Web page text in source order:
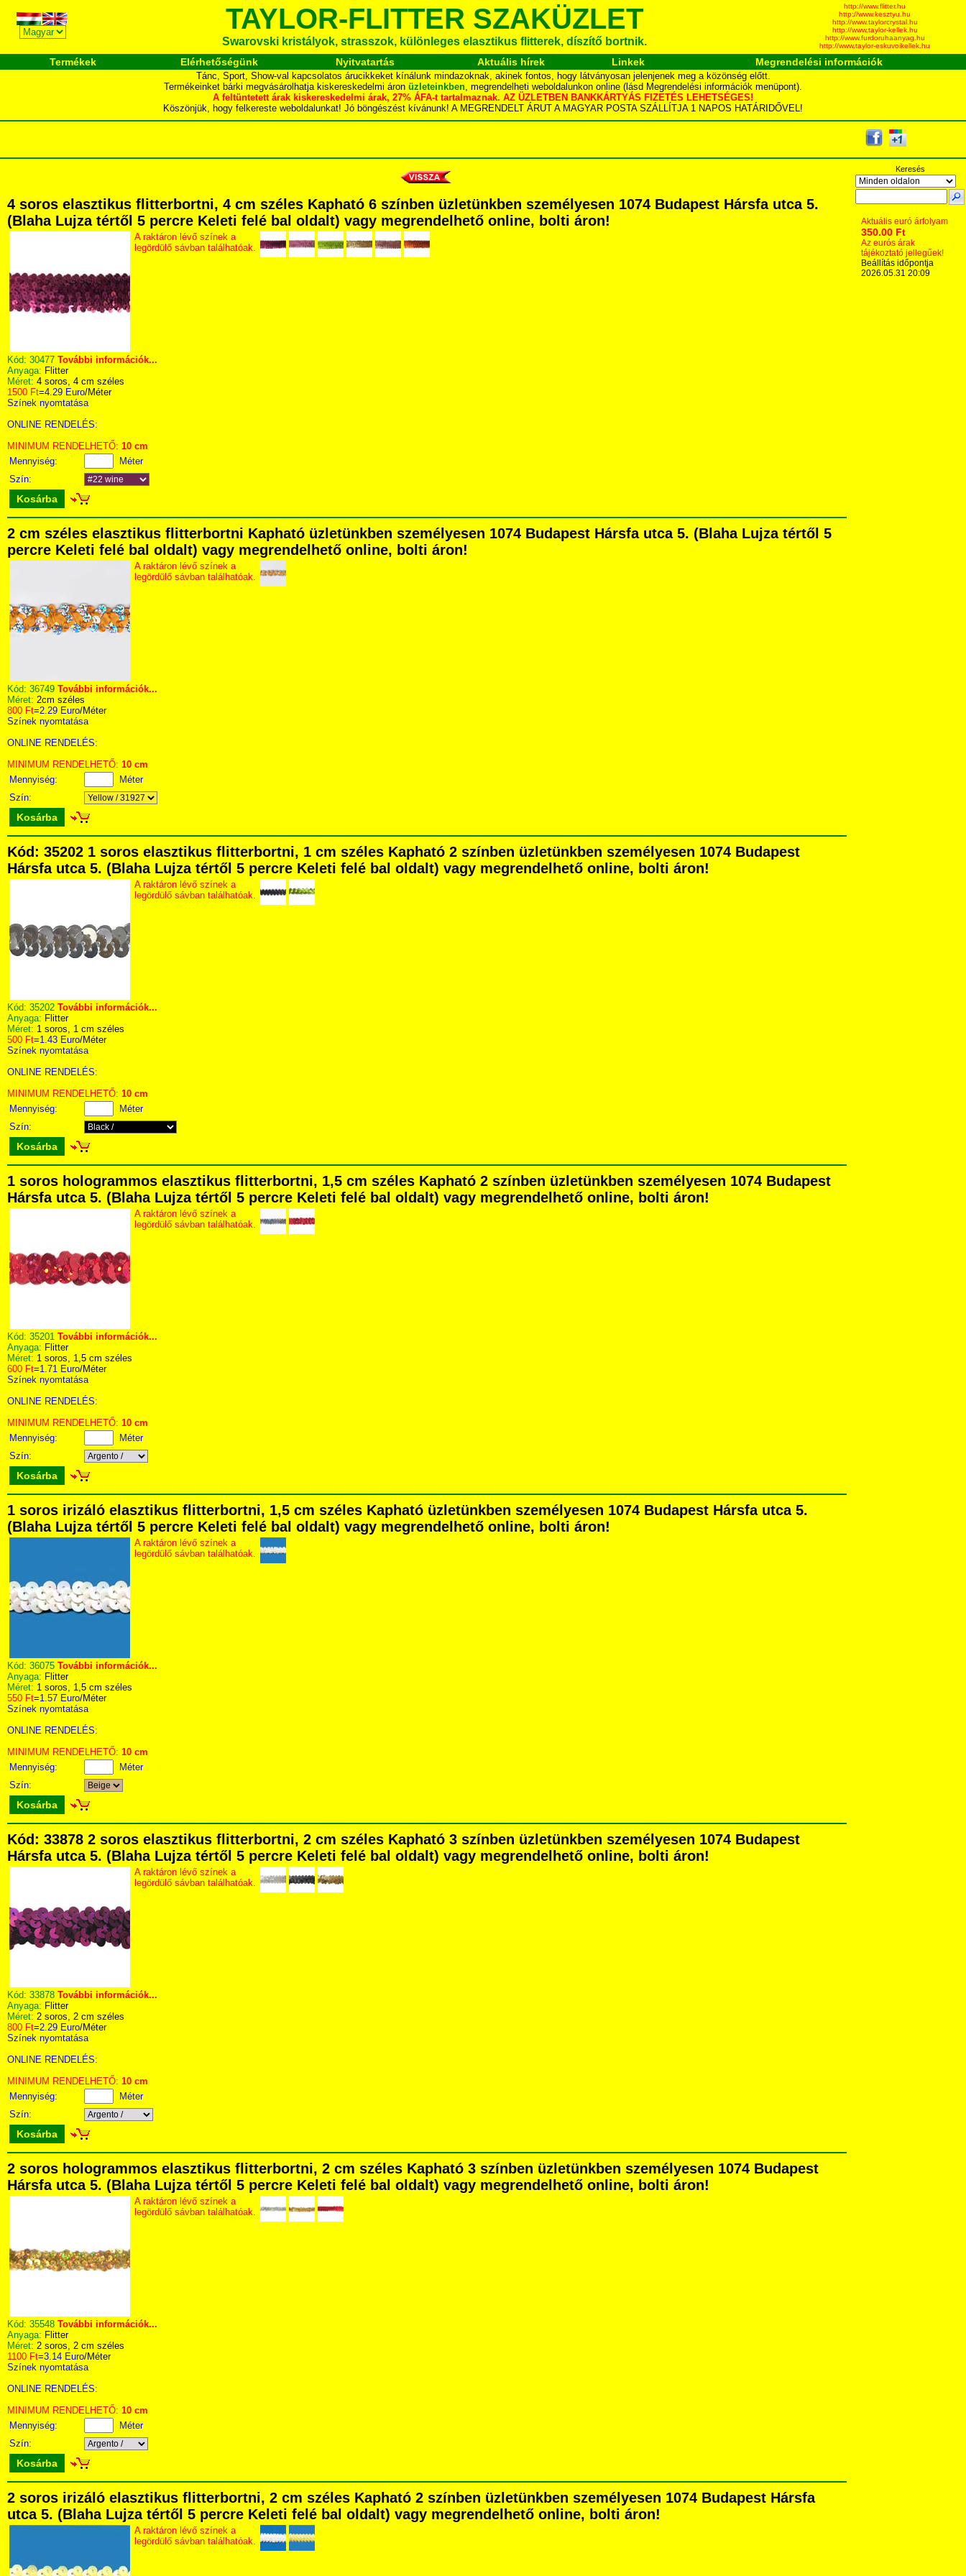
TAYLOR-FLITTER SZAKÜZLET
Swarovski kristályok, strasszok, különleges elasztikus flitterek, díszítő bortnik.
http://www.flitter.hu
http://www.kesztyu.hu
http://www.taylorcrystal.hu
http://www.taylor-kellek.hu
http://www.furdoruhaanyag.hu
http://www.taylor-eskuvoikellek.hu
Termékek Elérhetőségünk Nyitvatartás Aktuális hírek Linkek Megrendelési információk
Tánc, Sport, Show-val kapcsolatos árucikkeket kínálunk mindazoknak, akinek fontos, hogy látványosan jelenjenek meg a közönség előtt.
Termékeinket bárki megvásárolhatja kiskereskedelmi áron üzleteinkben, megrendelheti weboldalunkon online (lásd Megrendelési információk menüpont).
A feltüntetett árak kiskereskedelmi árak, 27% ÁFA-t tartalmaznak. AZ ÜZLETBEN BANKKÁRTYÁS FIZETÉS LEHETSÉGES!
Köszönjük, hogy felkereste weboldalunkat! Jó böngészést kívánunk! A MEGRENDELT ÁRUT A MAGYAR POSTA SZÁLLÍTJA 1 NAPOS HATÁRIDŐVEL!
4 soros elasztikus flitterbortni, 4 cm széles Kapható 6 színben üzletünkben személyesen 1074 Budapest Hársfa utca 5.
(Blaha Lujza tértől 5 percre Keleti felé bal oldalt) vagy megrendelhető online, bolti áron!
A raktáron lévő színek a
legördülő sávban találhatóak.
Kód: 30477 További információk...
Anyaga: Flitter
Méret: 4 soros, 4 cm széles
1500 Ft=4.29 Euro/Méter
Színek nyomtatása
ONLINE RENDELÉS:
MINIMUM RENDELHETŐ: 10 cm
Mennyiség:
Méter
Szín:
Kosárba
2 cm széles elasztikus flitterbortni Kapható üzletünkben személyesen 1074 Budapest Hársfa utca 5. (Blaha Lujza tértől 5
percre Keleti felé bal oldalt) vagy megrendelhető online, bolti áron!
A raktáron lévő színek a
legördülő sávban találhatóak.
Kód: 36749 További információk...
Méret: 2cm széles
800 Ft=2.29 Euro/Méter
Színek nyomtatása
ONLINE RENDELÉS:
MINIMUM RENDELHETŐ: 10 cm
Mennyiség:
Méter
Szín:
Kosárba
Kód: 35202 1 soros elasztikus flitterbortni, 1 cm széles Kapható 2 színben üzletünkben személyesen 1074 Budapest
Hársfa utca 5. (Blaha Lujza tértől 5 percre Keleti felé bal oldalt) vagy megrendelhető online, bolti áron!
A raktáron lévő színek a
legördülő sávban találhatóak.
Kód: 35202 További információk...
Anyaga: Flitter
Méret: 1 soros, 1 cm széles
500 Ft=1.43 Euro/Méter
Színek nyomtatása
ONLINE RENDELÉS:
MINIMUM RENDELHETŐ: 10 cm
Mennyiség:
Méter
Szín:
Kosárba
1 soros hologrammos elasztikus flitterbortni, 1,5 cm széles Kapható 2 színben üzletünkben személyesen 1074 Budapest
Hársfa utca 5. (Blaha Lujza tértől 5 percre Keleti felé bal oldalt) vagy megrendelhető online, bolti áron!
A raktáron lévő színek a
legördülő sávban találhatóak.
Kód: 35201 További információk...
Anyaga: Flitter
Méret: 1 soros, 1,5 cm széles
600 Ft=1.71 Euro/Méter
Színek nyomtatása
ONLINE RENDELÉS:
MINIMUM RENDELHETŐ: 10 cm
Mennyiség:
Méter
Szín:
Kosárba
1 soros irizáló elasztikus flitterbortni, 1,5 cm széles Kapható üzletünkben személyesen 1074 Budapest Hársfa utca 5.
(Blaha Lujza tértől 5 percre Keleti felé bal oldalt) vagy megrendelhető online, bolti áron!
A raktáron lévő színek a
legördülő sávban találhatóak.
Kód: 36075 További információk...
Anyaga: Flitter
Méret: 1 soros, 1,5 cm széles
550 Ft=1.57 Euro/Méter
Színek nyomtatása
ONLINE RENDELÉS:
MINIMUM RENDELHETŐ: 10 cm
Mennyiség:
Méter
Szín:
Kosárba
Kód: 33878 2 soros elasztikus flitterbortni, 2 cm széles Kapható 3 színben üzletünkben személyesen 1074 Budapest
Hársfa utca 5. (Blaha Lujza tértől 5 percre Keleti felé bal oldalt) vagy megrendelhető online, bolti áron!
A raktáron lévő színek a
legördülő sávban találhatóak.
Kód: 33878 További információk...
Anyaga: Flitter
Méret: 2 soros, 2 cm széles
800 Ft=2.29 Euro/Méter
Színek nyomtatása
ONLINE RENDELÉS:
MINIMUM RENDELHETŐ: 10 cm
Mennyiség:
Méter
Szín:
Kosárba
2 soros hologrammos elasztikus flitterbortni, 2 cm széles Kapható 3 színben üzletünkben személyesen 1074 Budapest
Hársfa utca 5. (Blaha Lujza tértől 5 percre Keleti felé bal oldalt) vagy megrendelhető online, bolti áron!
A raktáron lévő színek a
legördülő sávban találhatóak.
Kód: 35548 További információk...
Anyaga: Flitter
Méret: 2 soros, 2 cm széles
1100 Ft=3.14 Euro/Méter
Színek nyomtatása
ONLINE RENDELÉS:
MINIMUM RENDELHETŐ: 10 cm
Mennyiség:
Méter
Szín:
Kosárba
2 soros irizáló elasztikus flitterbortni, 2 cm széles Kapható 2 színben üzletünkben személyesen 1074 Budapest Hársfa
utca 5. (Blaha Lujza tértől 5 percre Keleti felé bal oldalt) vagy megrendelhető online, bolti áron!
A raktáron lévő színek a
legördülő sávban találhatóak.
Keresés
Aktuális euró árfolyam
350.00 Ft
Az eurós árak
tájékoztató jellegűek!
Beállítás időpontja
2026.05.31 20:09